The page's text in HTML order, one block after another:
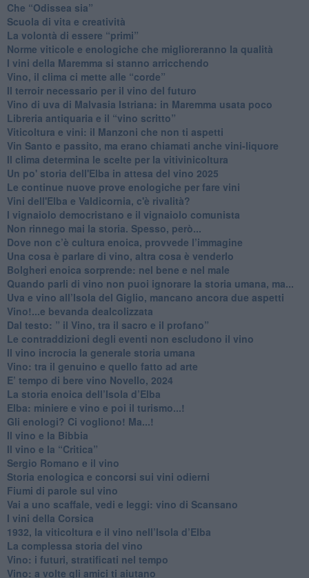
​Che “Odissea sia”
Scuola di vita e creatività
​La volontà di essere “primi”
Norme viticole e enologiche che miglioreranno la qualità
​I vini della Maremma si stanno arricchendo
Vino, il clima ci mette alle “corde”
Il terroir necessario per il vino del futuro
​Vino di uva di Malvasia Istriana: in Maremma usata poco
​Libreria antiquaria e il “vino scritto”
​Viticoltura e vini: il Manzoni che non ti aspetti
​Vin Santo e passito, ma erano chiamati anche vini-liquore
Il clima determina le scelte per la vitivinicoltura
Un po' storia dell'Elba in attesa del vino 2025
Le continue nuove prove enologiche per fare vini
Vini dell'Elba e Valdicornia, c'è rivalità?
​I vignaiolo democristano e il vignaiolo comunista
​Non rinnego mai la storia. Spesso, però...
​Dove non c’è cultura enoica, provvede l’immagine
​Una cosa è parlare di vino, altra cosa è venderlo
Bolgheri enoica sorprende: nel bene e nel male
​Quando parli di vino non puoi ignorare la storia umana, ma...
Uva e vino all’Isola del Giglio, mancano ancora due aspetti
​Vino!...e bevanda dealcolizzata
​Dal testo: ” il Vino, tra il sacro e il profano”
Le contraddizioni degli eventi non escludono il vino
​Il vino incrocia la generale storia umana
Vino: tra il genuino e quello fatto ad arte
E’ tempo di bere vino Novello, 2024
La storia enoica dell’Isola d’Elba
Elba: miniere e vino e poi il turismo...!
​Gli enologi? Ci vogliono! Ma...!
​Il vino e la Bibbia
​Il vino e la “Critica”
Sergio Romano e il vino
​Storia enologica e concorsi sui vini odierni
Fiumi di parole sul vino
​Vai a uno scaffale, vedi e leggi: vino di Scansano
​I vini della Corsica
​1932, la viticoltura e il vino nell’Isola d’Elba
​La complessa storia del vino
​Vino: i futuri, stratificati nel tempo
Vino: a volte gli amici ti aiutano